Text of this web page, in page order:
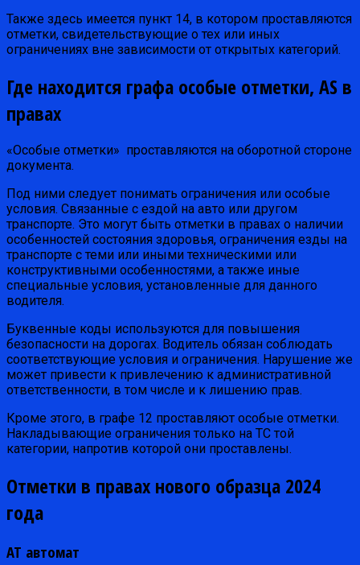
Также здесь имеется пункт 14, в котором проставляются
отметки, свидетельствующие о тех или иных
ограничениях вне зависимости от открытых категорий.
Где находится графа особые отметки, AS в
правах
«Особые отметки» проставляются на оборотной стороне
документа.
Под ними следует понимать ограничения или особые
условия. Связанные с ездой на авто или другом
транспорте. Это могут быть отметки в правах о наличии
особенностей состояния здоровья, ограничения езды на
транспорте с теми или иными техническими или
конструктивными особенностями, а также иные
специальные условия, установленные для данного
водителя.
Буквенные коды используются для повышения
безопасности на дорогах. Водитель обязан соблюдать
соответствующие условия и ограничения. Нарушение же
может привести к привлечению к административной
ответственности, в том числе и к лишению прав.
Кроме этого, в графе 12 проставляют особые отметки.
Накладывающие ограничения только на ТС той
категории, напротив которой они проставлены.
Отметки в правах нового образца 2024
года
AT автомат